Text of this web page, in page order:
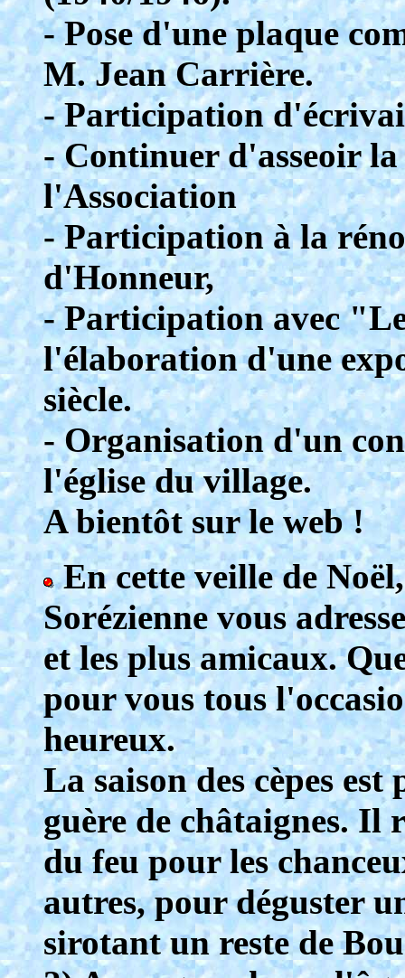
- Pose d'une plaque
M. Jean Carrière.
- Participation
- Continuer d'asseoir
l'Association
- Participation à la
d'Honneur,
- Participation avec
l'élaboration d'une
siècle.
- Organisation d'un
l'église du village.
A bientôt sur le web !
En cette veille de
Sorézienne vous
et les plus amicaux.
pour vous tous
heureux.
La saison des cèpes
guère de châtaignes. Il
du feu pour les
autres, pour déguster
sirotant un reste de